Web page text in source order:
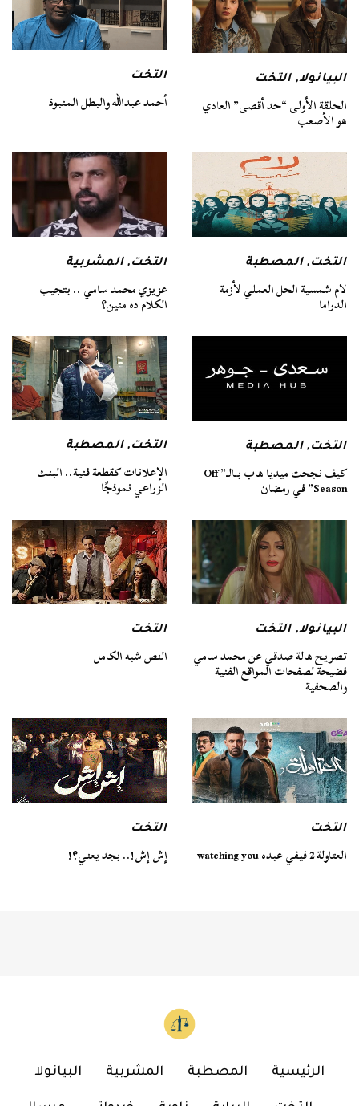
البيانولا,التخت
الحلقة الأولى “حد أقصى” العادي
هو الأصعب
التخت
أحمد عبدالله والبطل المنبوذ
التخت,المصطبة
لام شمسية الحل العملي لأزمة
الدراما
التخت,المشربية
عزيزي محمد سامي .. بتجيب
الكلام ده منين؟
التخت,المصطبة
كيف نجحت ميديا هاب بـالـ” Off
Season” في رمضان
التخت,المصطبة
الإعلانات كقطعة فنية.. البنك
الزراعي نموذجًا
البيانولا,التخت
تصريح هالة صدقي عن محمد سامي
فضيحة لصفحات المواقع الفنية
والصحفية
التخت
النص شبه الكامل
التخت
العتاولة 2 فيفي عبده watching you
التخت
إش إش!.. بجد يعني؟!
الرئيسية المصطبة المشربية البيانولا